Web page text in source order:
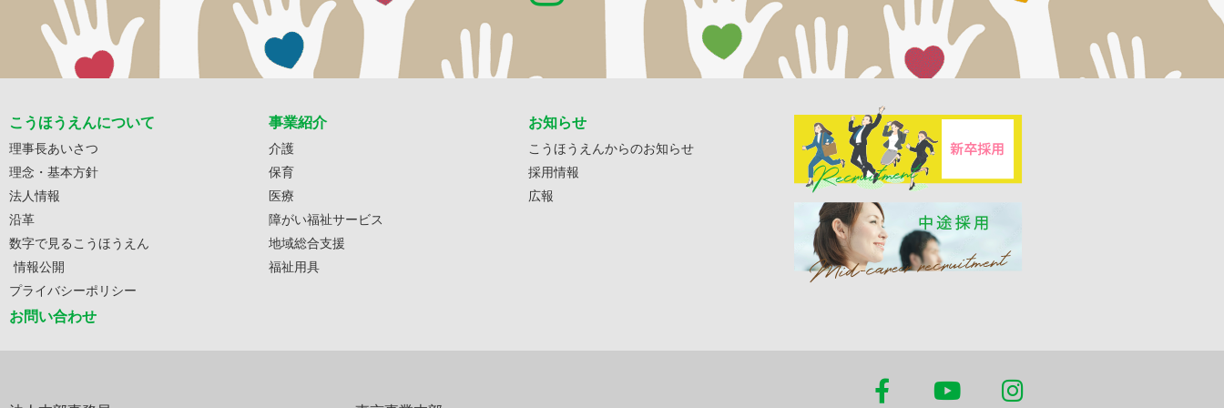
こうほうえんについて
理事長あいさつ
理念・基本方針
法人情報
沿革
数字で見るこうほうえん
情報公開
プライバシーポリシー
お問い合わせ
事業紹介
介護
保育
医療
障がい福祉サービス
地域総合支援
福祉用具
お知らせ
こうほうえんからのお知らせ
採用情報
広報